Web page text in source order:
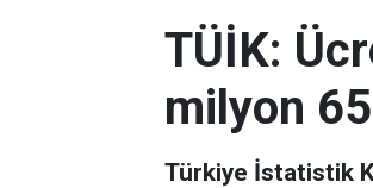
TÜİK:
milyon
Türkiye İstatistik